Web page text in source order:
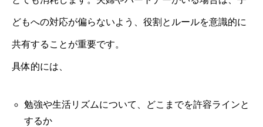
どもへの対応が偏らないよう、役割とルールを意識的に
共有することが重要です。
具体的には、
勉強や生活リズムについて、どこまでを許容ラインと
するか